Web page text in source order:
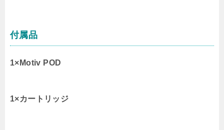
付属品
1×Motiv POD
1×カートリッジ